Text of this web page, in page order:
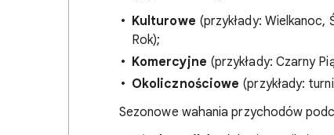
Kulturowe (przykłady:
Rok);
Komercyjne (przykłady: Czarny
Okolicznościowe (przykłady:
Sezonowe wahania przychodów